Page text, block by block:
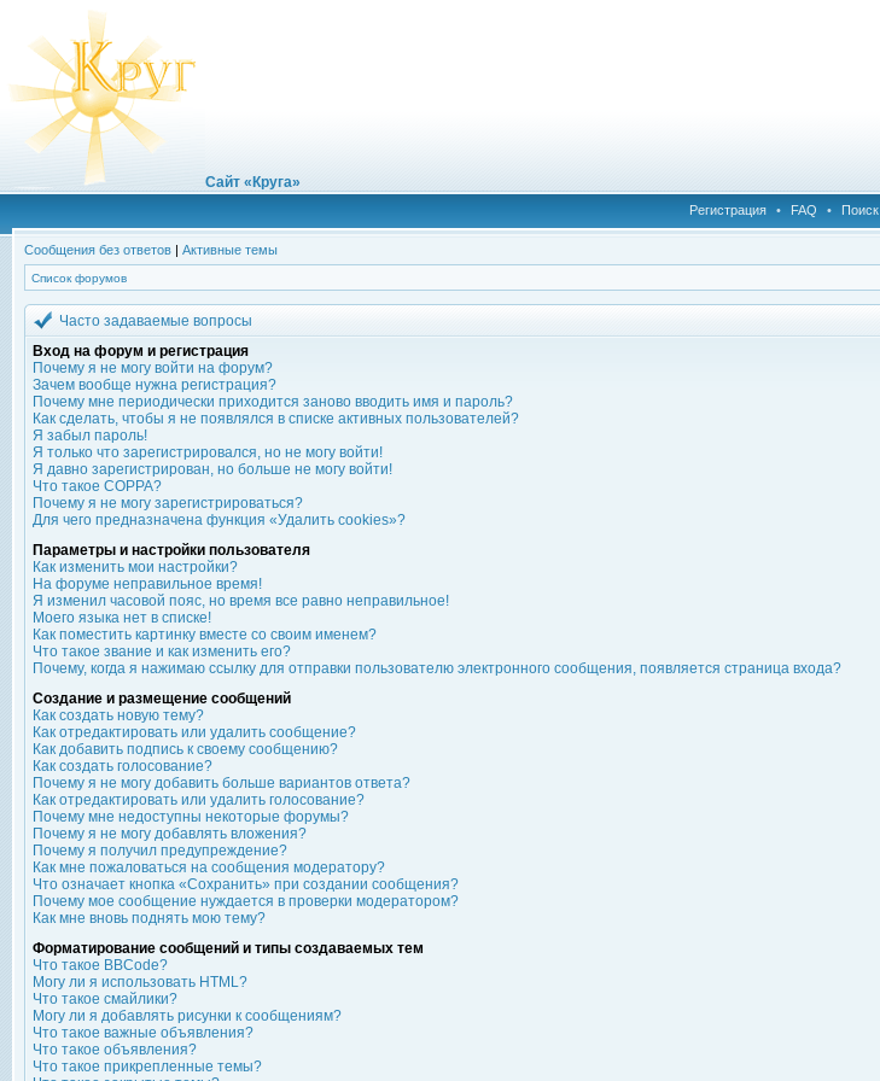
Сайт «Круга»
Регистрация • FAQ • Поиск
Сообщения без ответов | Активные темы
Список форумов
Часто задаваемые вопросы
Вход на форум и регистрация
Почему я не могу войти на форум?
Зачем вообще нужна регистрация?
Почему мне периодически приходится заново вводить имя и пароль?
Как сделать, чтобы я не появлялся в списке активных пользователей?
Я забыл пароль!
Я только что зарегистрировался, но не могу войти!
Я давно зарегистрирован, но больше не могу войти!
Что такое COPPA?
Почему я не могу зарегистрироваться?
Для чего предназначена функция «Удалить cookies»?
Параметры и настройки пользователя
Как изменить мои настройки?
На форуме неправильное время!
Я изменил часовой пояс, но время все равно неправильное!
Моего языка нет в списке!
Как поместить картинку вместе со своим именем?
Что такое звание и как изменить его?
Почему, когда я нажимаю ссылку для отправки пользователю электронного сообщения, появляется страница входа?
Создание и размещение сообщений
Как создать новую тему?
Как отредактировать или удалить сообщение?
Как добавить подпись к своему сообщению?
Как создать голосование?
Почему я не могу добавить больше вариантов ответа?
Как отредактировать или удалить голосование?
Почему мне недоступны некоторые форумы?
Почему я не могу добавлять вложения?
Почему я получил предупреждение?
Как мне пожаловаться на сообщения модератору?
Что означает кнопка «Сохранить» при создании сообщения?
Почему мое сообщение нуждается в проверки модератором?
Как мне вновь поднять мою тему?
Форматирование сообщений и типы создаваемых тем
Что такое BBCode?
Могу ли я использовать HTML?
Что такое смайлики?
Могу ли я добавлять рисунки к сообщениям?
Что такое важные объявления?
Что такое объявления?
Что такое прикрепленные темы?